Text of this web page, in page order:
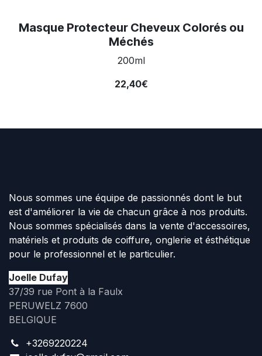
Masque Protecteur Cheveux Colorés ou
Méchés
200ml
22,40€
Nous sommes une équipe de passionnés dont le but
est d'améliorer la vie de chacun grâce à nos produits.
Nous sommes spécialisés dans la vente d'accessoires,
matériels et produits de coiffure, onglerie et ésthétique
pour le professionnel et le particulier.
Joelle Dufay
37/39 rue Pont à la Faulx
PERUWELZ 7600
BELGIQUE
+3269220224